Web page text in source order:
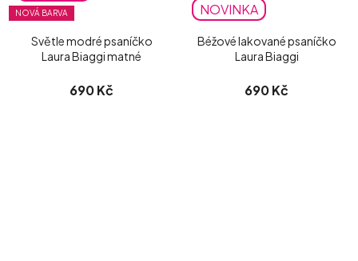
NOVÁ BARVA
Světle modré psaníčko
Laura Biaggi matné
690 Kč
NOVINKA
Béžové lakované psaníčko
Laura Biaggi
690 Kč